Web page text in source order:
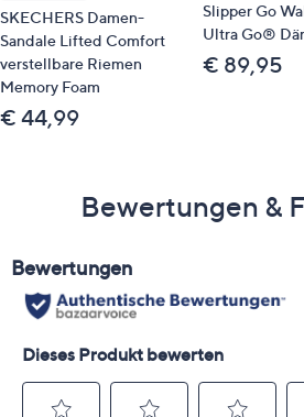
SKECHERS Damen-
Sandale Lifted Comfort
verstellbare Riemen
Memory Foam
€ 44,99
Slipper Go
Ultra Go®
€ 89,95
Bewertungen &